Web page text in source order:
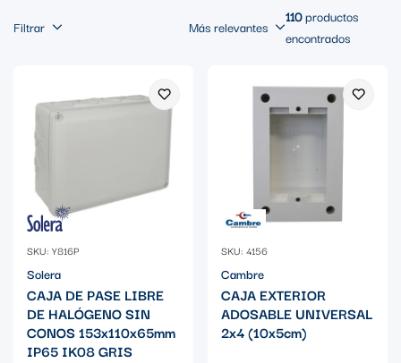
Filtrar Más relevantes
110productos
encontrados
SKU: Y816P
Solera
CAJA DE PASE LIBRE
DE HALÓGENO SIN
CONOS 153x110x65mm
IP65 IK08 GRIS
SKU: 4156
Cambre
CAJA EXTERIOR
ADOSABLE UNIVERSAL
2x4 (10x5cm)